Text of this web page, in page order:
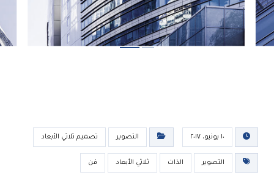
١٠ يونيو، ٢٠١٧ التصوير تصميم ثلاثي الأبعاد
التصوير الذات ثلاثي الأبعاد فن